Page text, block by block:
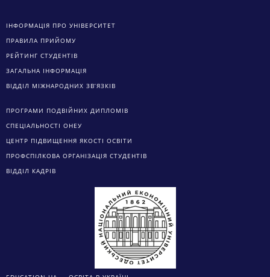
ІНФОРМАЦІЯ ПРО УНІВЕРСИТЕТ
ПРАВИЛА ПРИЙОМУ
РЕЙТИНГ СТУДЕНТІВ
ЗАГАЛЬНА ІНФОРМАЦІЯ
ВІДДІЛ МІЖНАРОДНИХ ЗВ’ЯЗКІВ
ПРОГРАМИ ПОДВІЙНИХ ДИПЛОМІВ
СПЕЦІАЛЬНОСТІ ОНЕУ
ЦЕНТР ПІДВИЩЕННЯ ЯКОСТІ ОСВІТИ
ПРОФСПІЛКОВА ОРГАНІЗАЦІЯ СТУДЕНТІВ
ВІДДІЛ КАДРІВ